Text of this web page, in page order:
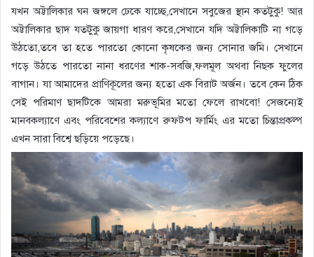
যখন অট্টালিকার ঘন জঙ্গলে ঢেকে যাচ্ছে,সেখানে সবুজের স্থান কতটুকু! আর
অট্টালিকার ছাদ যতটুকু জায়গা ধারণ করে,সেখানে যদি অট্টালিকাটি না গড়ে
উঠতো,তবে তা হতে পারতো কোনো কৃষকের জন্য সোনার জমি। সেখানে
গড়ে উঠতে পারতো নানা ধরণের শাক-সবজি,ফলমূল অথবা নিছক ফুলের
বাগান। যা আমাদের প্রাণিকূলের জন্য হতো এক বিরাট অর্জন। তবে কেন ঠিক
সেই পরিমাণ ছাদটিকে আমরা মরুভূমির মতো ফেলে রাখবো! সেজন্যেই
মানবকল্যাণে এবং পরিবেশের কল্যাণে রুফটপ ফার্মিং এর মতো চিন্তাপ্রকল্প
এখন সারা বিশ্বে ছড়িয়ে পড়েছে।